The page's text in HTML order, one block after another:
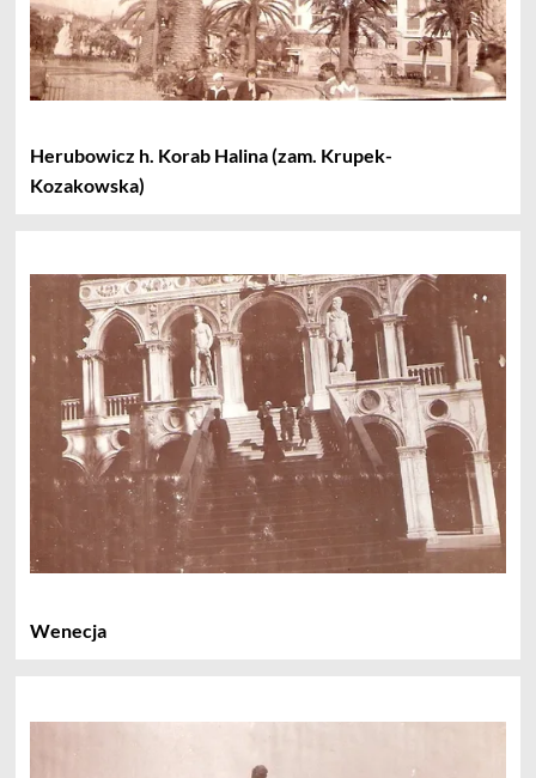
Herubowicz h. Korab Halina (zam. Krupek-
Kozakowska)
Wenecja